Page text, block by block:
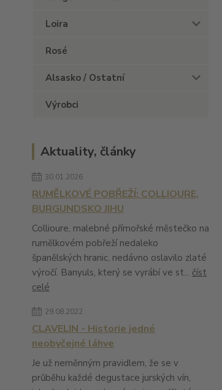
Loira
Rosé
Alsasko / Ostatní
Výrobci
Aktuality, články
30.01.2026
RUMĚLKOVÉ POBŘEŽÍ: COLLIOURE,
BURGUNDSKO JIHU
Collioure, malebné přímořské městečko na
rumělkovém pobřeží nedaleko
španělských hranic, nedávno oslavilo zlaté
výročí. Banyuls, který se vyrábí ve st... číst
celé
29.08.2022
CLAVELIN - Historie jedné
neobyčejné láhve
Je už neměnným pravidlem, že se v
průběhu každé degustace jurských vín,